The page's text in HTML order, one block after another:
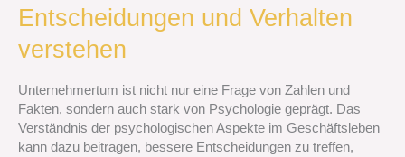
Entscheidungen und Verhalten
verstehen
Unternehmertum ist nicht nur eine Frage von Zahlen und
Fakten, sondern auch stark von Psychologie geprägt. Das
Verständnis der psychologischen Aspekte im Geschäftsleben
kann dazu beitragen, bessere Entscheidungen zu treffen,
im
Unternehmertum:
Entscheidungen
Verhalten
verstehen